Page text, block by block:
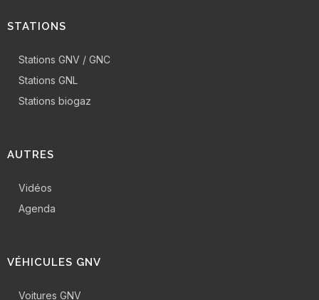
STATIONS
Stations GNV / GNC
Stations GNL
Stations biogaz
AUTRES
Vidéos
Agenda
VÉHICULES GNV
Voitures GNV